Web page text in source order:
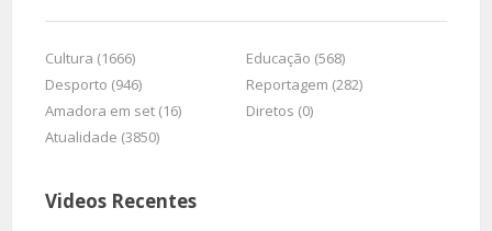
Cultura (1666)
Educação (568)
Desporto (946)
Reportagem (282)
Amadora em set (16)
Diretos (0)
Atualidade (3850)
Videos Recentes